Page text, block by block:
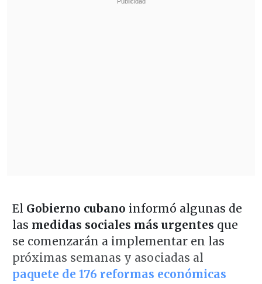
El Gobierno cubano informó algunas de
las medidas sociales más urgentes que
se comenzarán a implementar en las
próximas semanas y asociadas al
paquete de 176 reformas económicas